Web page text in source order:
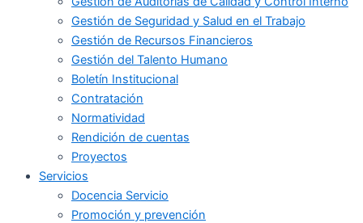
Gestión de Seguridad y Salud en el Trabajo
Gestión de Recursos Financieros
Gestión del Talento Humano
Boletín Institucional
Contratación
Normatividad
Rendición de cuentas
Proyectos
Servicios
Docencia Servicio
Promoción y prevención